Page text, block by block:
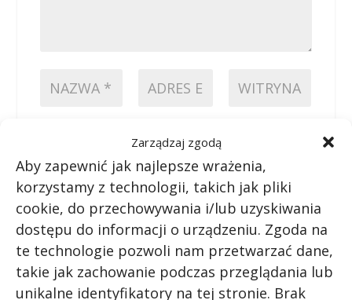
Zarządzaj zgodą
Aby zapewnić jak najlepsze wrażenia,
korzystamy z technologii, takich jak pliki
cookie, do przechowywania i/lub uzyskiwania
dostępu do informacji o urządzeniu. Zgoda na
te technologie pozwoli nam przetwarzać dane,
takie jak zachowanie podczas przeglądania lub
unikalne identyfikatory na tej stronie. Brak
PRZEŚLIJ KOMENTARZ